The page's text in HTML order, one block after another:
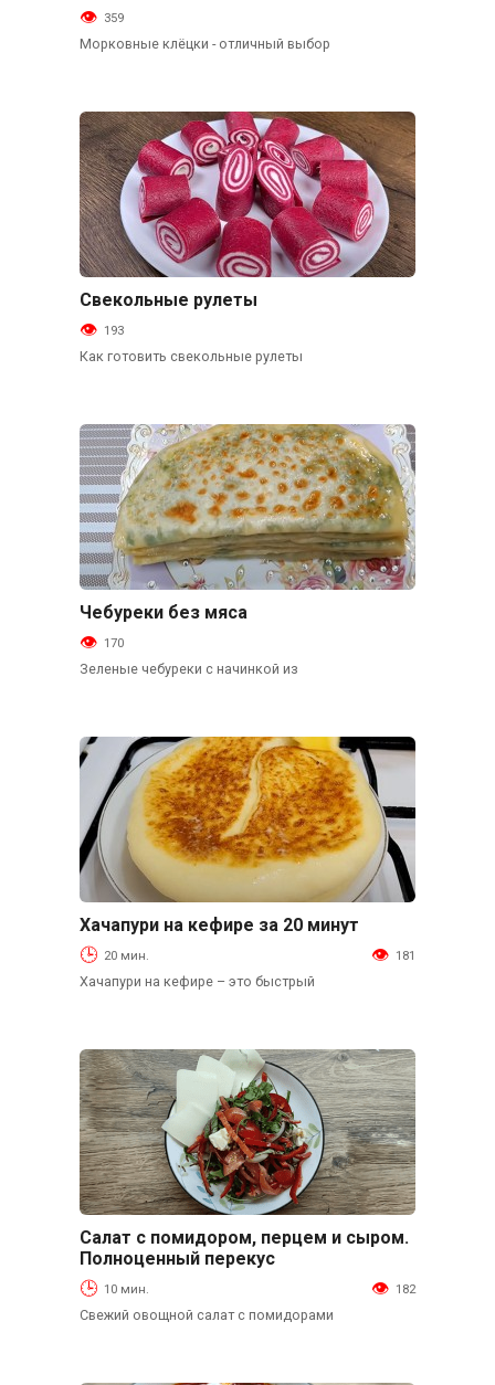
359
Морковные клёцки - отличный выбор
Свекольные рулеты
193
Как готовить свекольные рулеты
Закуски
Чебуреки без мяса
170
Зеленые чебуреки с начинкой из
Выпечка
Хачапури на кефире за 20 минут
20 мин. 181
Хачапури на кефире – это быстрый
Салат с помидором, перцем и сыром.
Полноценный перекус
10 мин. 182
Свежий овощной салат с помидорами